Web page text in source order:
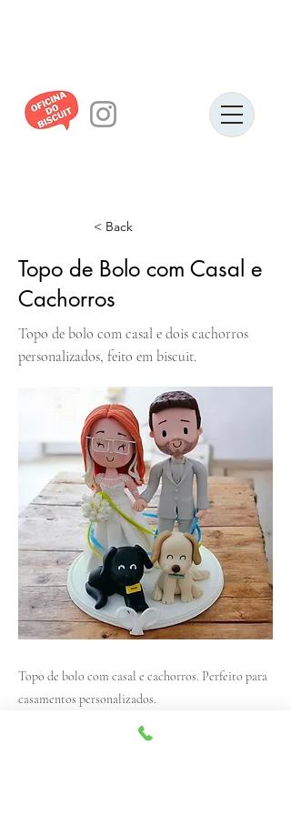
< Back
Topo de Bolo com Casal e
Cachorros
Topo de bolo com casal e dois cachorros
personalizados, feito em biscuit.
Topo de bolo com casal e cachorros. Perfeito para
casamentos personalizados.